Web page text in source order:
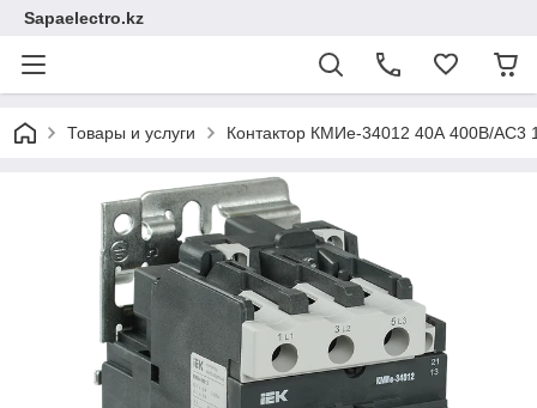
Sapaelectro.kz
Товары и услуги Контактор КМИе-34012 40А 400В/АС3